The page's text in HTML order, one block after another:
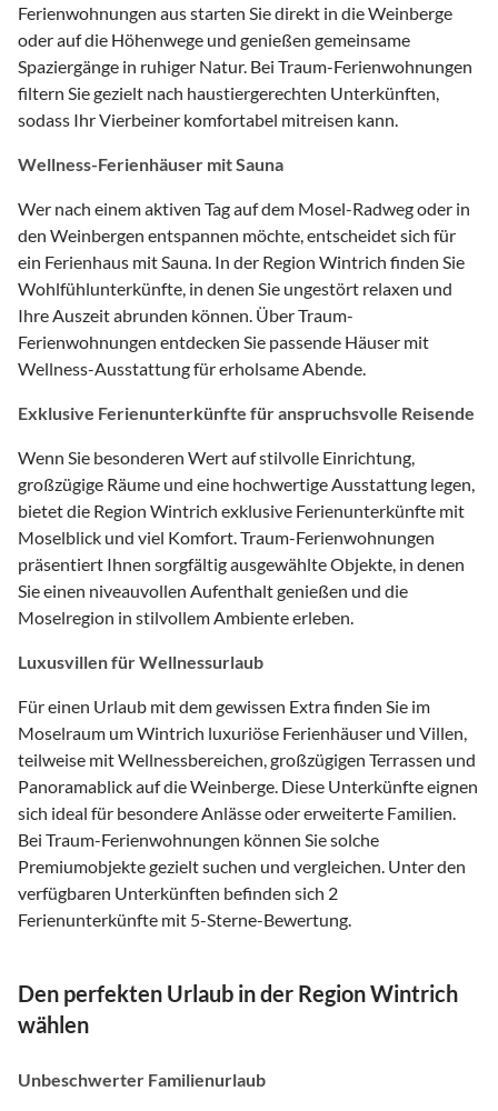
Ferienwohnungen aus starten Sie direkt in die Weinberge
oder auf die Höhenwege und genießen gemeinsame
Spaziergänge in ruhiger Natur. Bei Traum-Ferienwohnungen
filtern Sie gezielt nach haustiergerechten Unterkünften,
sodass Ihr Vierbeiner komfortabel mitreisen kann.
Wellness-Ferienhäuser mit Sauna
Wer nach einem aktiven Tag auf dem Mosel-Radweg oder in
den Weinbergen entspannen möchte, entscheidet sich für
ein Ferienhaus mit Sauna. In der Region Wintrich finden Sie
Wohlfühlunterkünfte, in denen Sie ungestört relaxen und
Ihre Auszeit abrunden können. Über Traum-
Ferienwohnungen entdecken Sie passende Häuser mit
Wellness-Ausstattung für erholsame Abende.
Exklusive Ferienunterkünfte für anspruchsvolle Reisende
Wenn Sie besonderen Wert auf stilvolle Einrichtung,
großzügige Räume und eine hochwertige Ausstattung legen,
bietet die Region Wintrich exklusive Ferienunterkünfte mit
Moselblick und viel Komfort. Traum-Ferienwohnungen
präsentiert Ihnen sorgfältig ausgewählte Objekte, in denen
Sie einen niveauvollen Aufenthalt genießen und die
Moselregion in stilvollem Ambiente erleben.
Luxusvillen für Wellnessurlaub
Für einen Urlaub mit dem gewissen Extra finden Sie im
Moselraum um Wintrich luxuriöse Ferienhäuser und Villen,
teilweise mit Wellnessbereichen, großzügigen Terrassen und
Panoramablick auf die Weinberge. Diese Unterkünfte eignen
sich ideal für besondere Anlässe oder erweiterte Familien.
Bei Traum-Ferienwohnungen können Sie solche
Premiumobjekte gezielt suchen und vergleichen. Unter den
verfügbaren Unterkünften befinden sich 2
Ferienunterkünfte mit 5-Sterne-Bewertung.
Den perfekten Urlaub in der Region Wintrich
wählen
Unbeschwerter Familienurlaub